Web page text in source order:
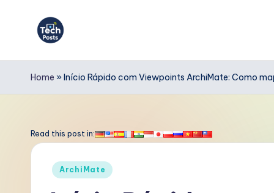
T
e
h
Home » Início Rápido com Viewpoints ArchiMate: Como
Read this post in:
Posted
ArchiMate